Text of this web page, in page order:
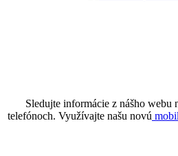
Sledujte informácie z nášho webu
telefónoch. Využívajte našu novú